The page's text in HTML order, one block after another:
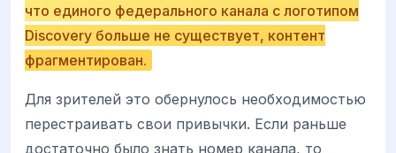
что единого федерального канала с логотипом
Discovery больше не существует, контент
фрагментирован.
Для зрителей это обернулось необходимостью
перестраивать свои привычки. Если раньше
достаточно было знать номер канала, то